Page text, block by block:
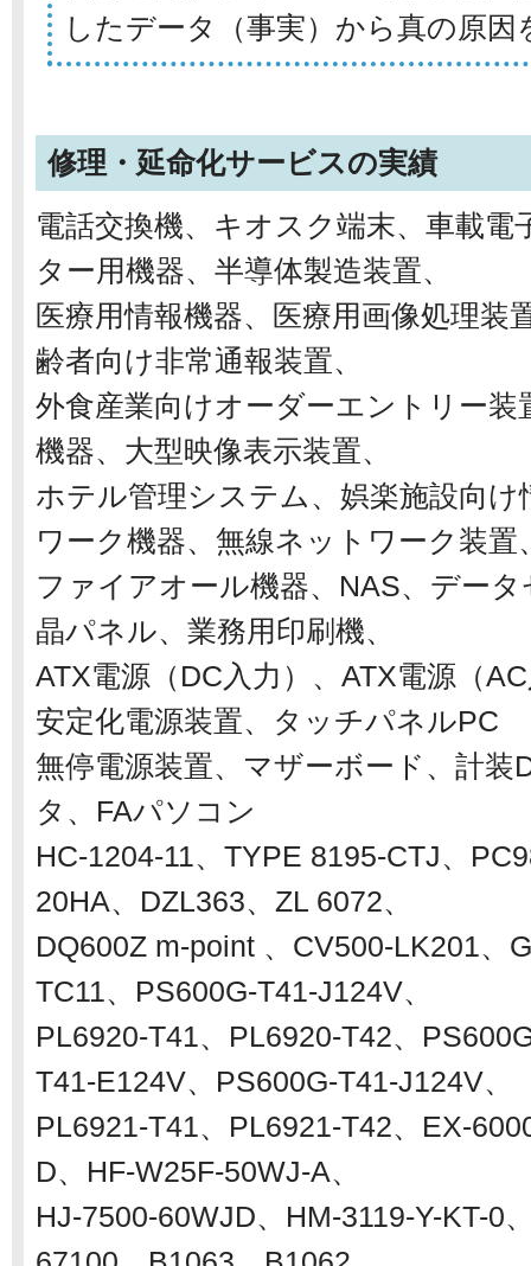
したデータ（事実）から真の原因
修理・延命化サービスの実績
電話交換機、キオスク端末、車載電
ター用機器、半導体製造装置、
医療用情報機器、医療用画像処理装
齢者向け非常通報装置、
外食産業向けオーダーエントリー
機器、大型映像表示装置、
ホテル管理システム、娯楽施設向
ワーク機器、無線ネットワーク装置
ファイアオール機器、NAS、デー
晶パネル、業務用印刷機、
ATX電源（DC入力）、ATX電源（
安定化電源装置、タッチパネルPC
無停電源装置、マザーボード、計装
タ、FAパソコン
HC-1204-11、TYPE 8195-CTJ、
20HA、DZL363、ZL 6072、
DQ600Z m-point 、CV500-LK201、
TC11、PS600G-T41-J124V、
PL6920-T41、PL6920-T42、
T41-E124V、PS600G-T41-J124V、
PL6921-T41、PL6921-T42、EX-
D、HF-W25F-50WJ-A、
HJ-7500-60WJD、HM-3119-Y-KT-0